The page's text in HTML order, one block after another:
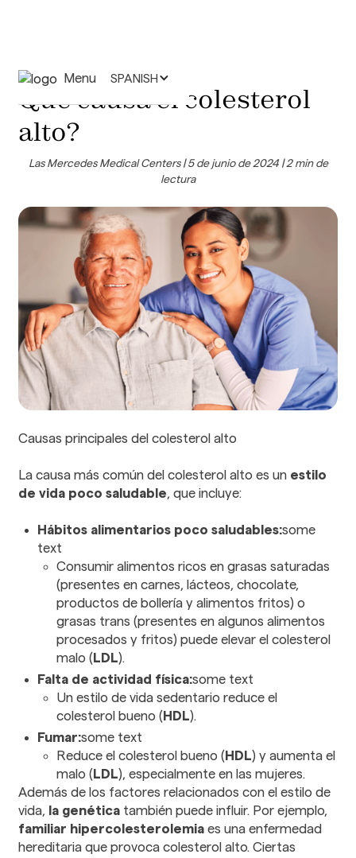
Menu SPANISH
Qué causa el colesterol
alto?
Las Mercedes Medical Centers | 5 de junio de 2024 | 2 min de
lectura
Causas principales del colesterol alto
La causa más común del colesterol alto es un estilo
de vida poco saludable, que incluye:
Hábitos alimentarios poco saludables:some
text
Consumir alimentos ricos en grasas saturadas
(presentes en carnes, lácteos, chocolate,
productos de bollería y alimentos fritos) o
grasas trans (presentes en algunos alimentos
procesados y fritos) puede elevar el colesterol
malo ( LDL).
Falta de actividad física:some text
Un estilo de vida sedentario reduce el
colesterol bueno ( HDL).
Fumar:some text
Reduce el colesterol bueno ( HDL) y aumenta el
malo ( LDL), especialmente en las mujeres.
Además de los factores relacionados con el estilo de
vida, la genética también puede influir. Por ejemplo,
familiar hipercolesterolemia es una enfermedad
hereditaria que provoca colesterol alto. Ciertas